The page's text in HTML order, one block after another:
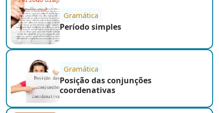
Gramática
Período simples
Gramática
Posição das conjunções
coordenativas